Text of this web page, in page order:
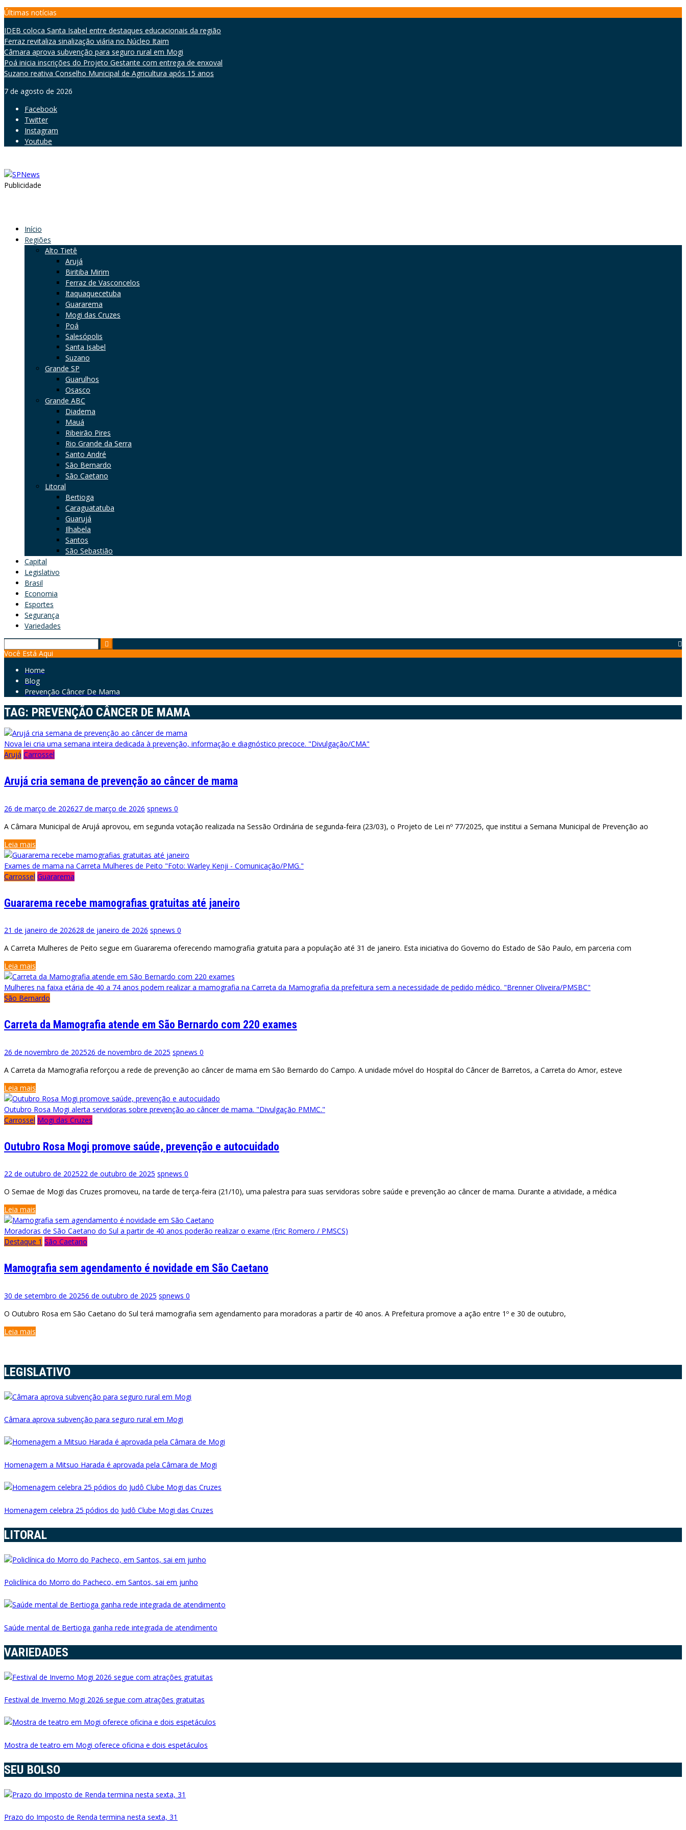
Skip
content
Últimas notícias
IDEB coloca Santa Isabel entre destaques educacionais da região
Ferraz revitaliza sinalização viária no Núcleo Itaim
Câmara aprova subvenção para seguro rural em Mogi
Poá inicia inscrições do Projeto Gestante com entrega de enxoval
Suzano reativa Conselho Municipal de Agricultura após 15 anos
7 de agosto de 2026
Facebook
Twitter
Instagram
Youtube
Publicidade
Início
Regiões
Alto Tietê
Arujá
Biritiba Mirim
Ferraz de Vasconcelos
Itaquaquecetuba
Guararema
Mogi das Cruzes
Poá
Salesópolis
Santa Isabel
Suzano
Grande SP
Guarulhos
Osasco
Grande ABC
Diadema
Mauá
Ribeirão Pires
Rio Grande da Serra
Santo André
São Bernardo
São Caetano
Litoral
Bertioga
Caraguatatuba
Guarujá
Ilhabela
Santos
São Sebastião
Capital
Legislativo
Brasil
Economia
Esportes
Segurança
Variedades
for:
Você Está Aqui
Home
Blog
Prevenção Câncer De Mama
TAG: PREVENÇÃO CÂNCER DE MAMA
Nova lei cria uma semana inteira dedicada à prevenção, informação e diagnóstico precoce. "Divulgação/CMA"
Arujá Carrossel
Arujá cria semana de prevenção ao câncer de mama
26 de março de 202627 de março de 2026 spnews 0
A Câmara Municipal de Arujá aprovou, em segunda votação realizada na Sessão Ordinária de segunda-feira (23/03), o Projeto de Lei nº 77/2025, que institui a Semana Municipal de Prevenção ao
Leia mais
Exames de mama na Carreta Mulheres de Peito "Foto: Warley Kenji - Comunicação/PMG."
Carrossel Guararema
Guararema recebe mamografias gratuitas até janeiro
21 de janeiro de 202628 de janeiro de 2026 spnews 0
A Carreta Mulheres de Peito segue em Guararema oferecendo mamografia gratuita para a população até 31 de janeiro. Esta iniciativa do Governo do Estado de São Paulo, em parceria com
Leia mais
Mulheres na faixa etária de 40 a 74 anos podem realizar a mamografia na Carreta da Mamografia da prefeitura sem a necessidade de pedido médico. "Brenner Oliveira/PMSBC"
São Bernardo
Carreta da Mamografia atende em São Bernardo com 220 exames
26 de novembro de 202526 de novembro de 2025 spnews 0
A Carreta da Mamografia reforçou a rede de prevenção ao câncer de mama em São Bernardo do Campo. A unidade móvel do Hospital do Câncer de Barretos, a Carreta do Amor, esteve
Leia mais
Outubro Rosa Mogi alerta servidoras sobre prevenção ao câncer de mama. "Divulgação PMMC."
Carrossel Mogi das Cruzes
Outubro Rosa Mogi promove saúde, prevenção e autocuidado
22 de outubro de 202522 de outubro de 2025 spnews 0
O Semae de Mogi das Cruzes promoveu, na tarde de terça-feira (21/10), uma palestra para suas servidoras sobre saúde e prevenção ao câncer de mama. Durante a atividade, a médica
Leia mais
Moradoras de São Caetano do Sul a partir de 40 anos poderão realizar o exame (Eric Romero / PMSCS)
Destaque 1 São Caetano
Mamografia sem agendamento é novidade em São Caetano
30 de setembro de 20256 de outubro de 2025 spnews 0
O Outubro Rosa em São Caetano do Sul terá mamografia sem agendamento para moradoras a partir de 40 anos. A Prefeitura promove a ação entre 1º e 30 de outubro,
Leia mais
LEGISLATIVO
Câmara aprova subvenção para seguro rural em Mogi
Homenagem a Mitsuo Harada é aprovada pela Câmara de Mogi
Homenagem celebra 25 pódios do Judô Clube Mogi das Cruzes
LITORAL
Policlínica do Morro do Pacheco, em Santos, sai em junho
Saúde mental de Bertioga ganha rede integrada de atendimento
VARIEDADES
Festival de Inverno Mogi 2026 segue com atrações gratuitas
Mostra de teatro em Mogi oferece oficina e dois espetáculos
SEU BOLSO
Prazo do Imposto de Renda termina nesta sexta, 31